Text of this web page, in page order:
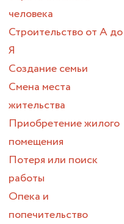
человека
Строительство от А до
Я
Создание семьи
Смена места
жительства
Приобретение жилого
помещения
Потеря или поиск
работы
Опека и
попечительство